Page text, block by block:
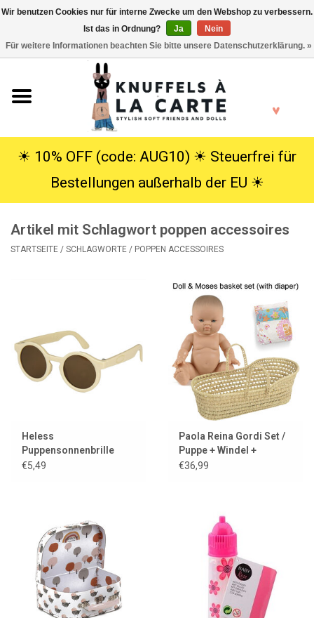
Kuscheltiere
SALE
Lookbooks
Marken
☀︎ 10% OFF (code: AUG10) ☀︎ Steuerfrei für
Bestellungen außerhalb der EU ☀︎
Artikel mit Schlagwort poppen accessoires
STARTSEITE / SCHLAGWORTE / POPPEN ACCESSOIRES
Heless
Puppensonnenbrille
beige
€5,49
Paola Reina Gordi Set /
Puppe + Windel +
Moses-Korb
€36,99
Wir benutzen Cookies nur für interne Zwecke um den Webshop zu verbessern.
Ist das in Ordnung?
Ja
Nein
Für weitere Informationen beachten Sie bitte unsere Datenschutzerklärung. »